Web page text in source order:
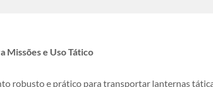
Missões e Uso Tático
robusto e prático para transportar lanternas